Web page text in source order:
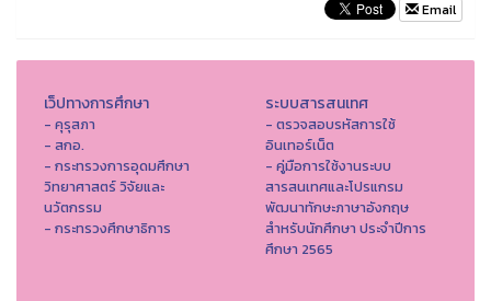
Email
เว็ปทางการศึกษา
- คุรุสภา
- สกอ.
- กระทรวงการอุดมศึกษา
วิทยาศาสตร์ วิจัยและ
นวัตกรรม
- กระทรวงศึกษาธิการ
ระบบสารสนเทศ
- ตรวจสอบรหัสการใช้
อินเทอร์เน็ต
- คู่มือการใช้งานระบบ
สารสนเทศและโปรแกรม
พัฒนาทักษะภาษาอังกฤษ
สำหรับนักศึกษา ประจำปีการ
ศึกษา 2565